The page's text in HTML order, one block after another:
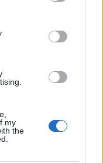
my
the
så jag och sonen
framför en film,
Senare kommer
korv i vår öppna